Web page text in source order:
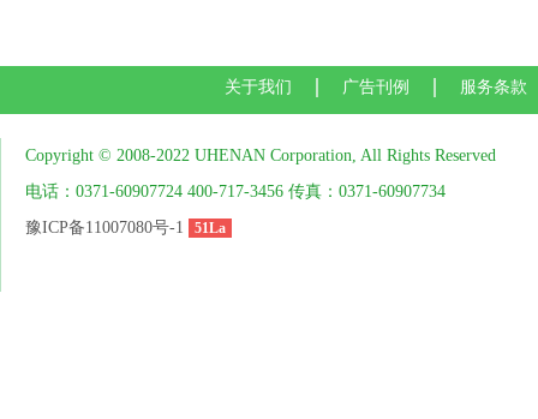
关于我们 广告刊例 服务条款
Copyright © 2008-2022 UHENAN Corporation, All Rights Reserved
电话：0371-60907724 400-717-3456 传真：0371-60907734
豫ICP备11007080号-1
51La